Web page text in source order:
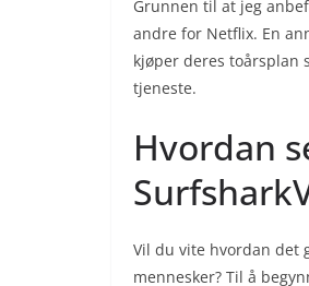
Grunnen til at jeg
andre for Netflix. En
kjøper deres toårsplan
tjeneste.
Hvordan
Vil du vite hvordan det
mennesker? Til å